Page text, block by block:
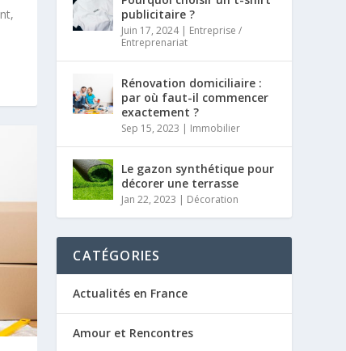
publicitaire ?
Juin 17, 2024| Entreprise /
Entreprenariat
Rénovation domiciliaire :
par où faut-il commencer
exactement ?
Sep 15, 2023 | Immobilier
Le gazon synthétique pour
décorer une terrasse
Jan 22, 2023 | Décoration
CATÉGORIES
Actualités en France
Amour et Rencontres